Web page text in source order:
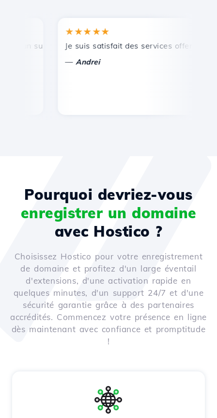
support technique rapide et efficace.
★★★★★
Je suis satisfait des services offerts par
Andrei
Pourquoi devriez-vous
enregistrer un domaine
avec Hostico ?
Choisissez Hostico pour votre enregistrement
de domaine et profitez d'un large éventail
d'extensions, d'une activation rapide en
quelques minutes, d'un support 24/7 et d'une
sécurité garantie grâce à des partenaires
accrédités. Commencez votre présence en ligne
dès maintenant avec confiance et promptitude
!